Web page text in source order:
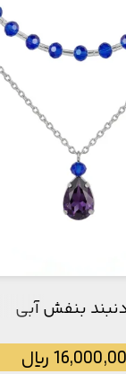
بنفش آبی
﷼